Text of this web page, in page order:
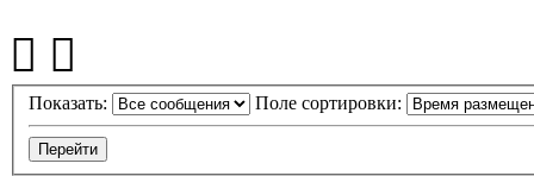
Показать: Поле сортировки: